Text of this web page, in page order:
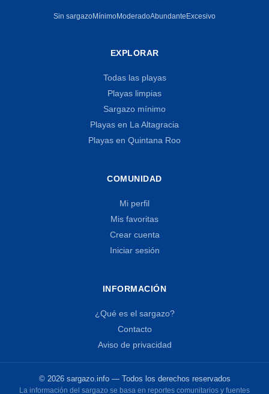
Sin sargazoMínimoModeradoAbundanteExcesivo
EXPLORAR
Todas las playas
Playas limpias
Sargazo mínimo
Playas en La Altagracia
Playas en Quintana Roo
COMUNIDAD
Mi perfil
Mis favoritas
Crear cuenta
Iniciar sesión
INFORMACIÓN
¿Qué es el sargazo?
Contacto
Aviso de privacidad
© 2026 sargazo.info — Todos los derechos reservados
La información del sargazo se basa en reportes comunitarios y fuentes